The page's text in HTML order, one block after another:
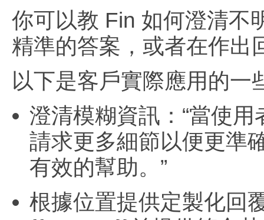
你可以教 Fin 如何澄清不
精準的答案，或者在作出
以下是客戶實際應用的一
澄清模糊資訊：“當使
請求更多細節以便更準
有效的幫助。”
根據位置提供定製化回